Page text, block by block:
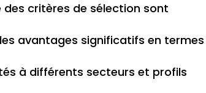
critères de sélection sont
avantages significatifs en
à différents secteurs et profils